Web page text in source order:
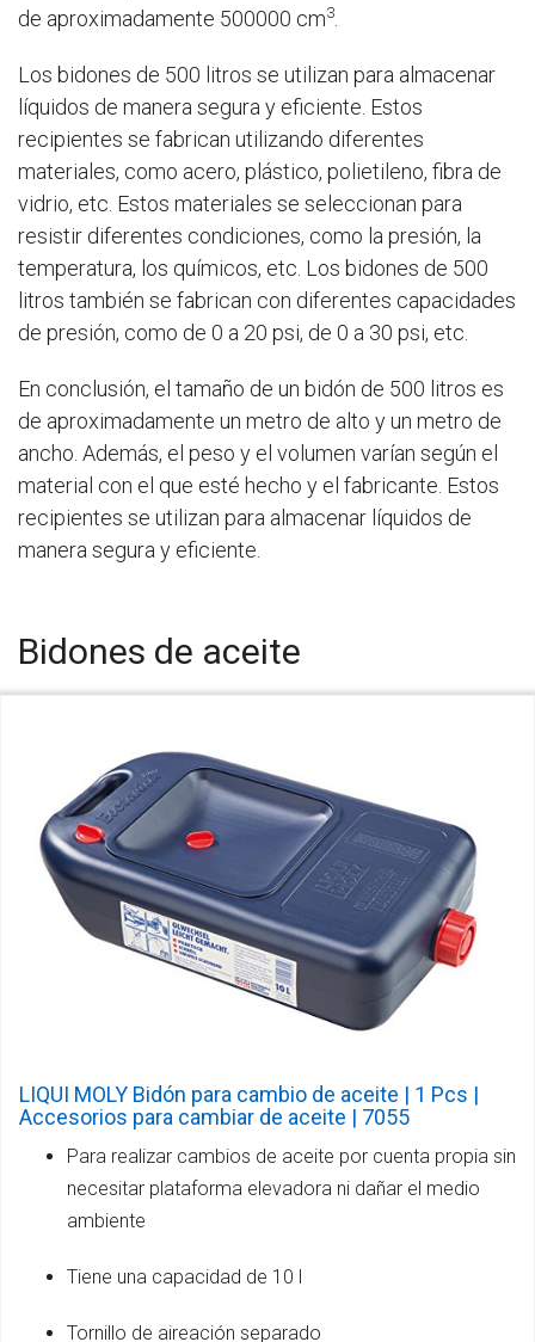
de aproximadamente 500000 cm3
Los bidones de 500 litros se utilizan para almacenar
líquidos de manera segura y eficiente. Estos
recipientes se fabrican utilizando diferentes
materiales, como acero, plástico, polietileno, fibra de
vidrio, etc. Estos materiales se seleccionan para
resistir diferentes condiciones, como la presión, la
temperatura, los químicos, etc. Los bidones de 500
litros también se fabrican con diferentes capacidades
de presión, como de 0 a 20 psi, de 0 a 30 psi, etc.
En conclusión, el tamaño de un bidón de 500 litros es
de aproximadamente un metro de alto y un metro de
ancho. Además, el peso y el volumen varían según el
material con el que esté hecho y el fabricante. Estos
recipientes se utilizan para almacenar líquidos de
manera segura y eficiente.
Bidones de aceite
LIQUI MOLY Bidón para cambio de aceite | 1 Pcs |
Accesorios para cambiar de aceite | 7055
Para realizar cambios de aceite por cuenta propia sin
necesitar plataforma elevadora ni dañar el medio
ambiente
Tiene una capacidad de 10 l
Tornillo de aireación separado